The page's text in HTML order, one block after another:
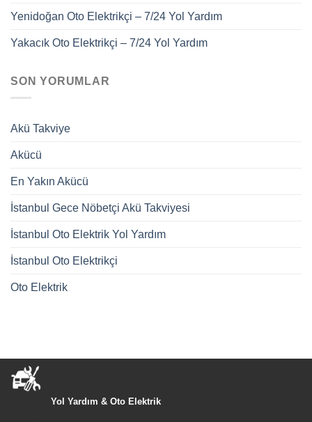
Yenidoğan Oto Elektrikçi – 7/24 Yol Yardım
Yakacık Oto Elektrikçi – 7/24 Yol Yardım
SON YORUMLAR
Akü Takviye
Akücü
En Yakın Akücü
İstanbul Gece Nöbetçi Akü Takviyesi
İstanbul Oto Elektrik Yol Yardım
İstanbul Oto Elektrikçi
Oto Elektrik
Yol Yardım & Oto Elektrik